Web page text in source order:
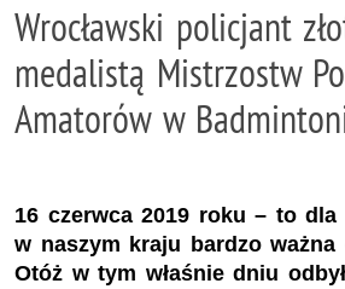
Wrocławski policjant
medalistą Mistrzostw
Amatorów w
16 czerwca 2019 roku – to
w naszym kraju bardzo ważna
Otóż w tym właśnie dniu